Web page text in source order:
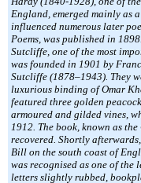
England, emerged mainly as
influenced numerous later
Poems, was published in
Sutcliffe, one of the most
was founded in 1901 by
Sutcliffe (1878–1943). They
luxurious binding of Omar
featured three golden
armoured and gilded vines,
1912. The book, known as
recovered. Shortly
Bill on the south coast of
was recognised as one of
letters slightly rubbed,